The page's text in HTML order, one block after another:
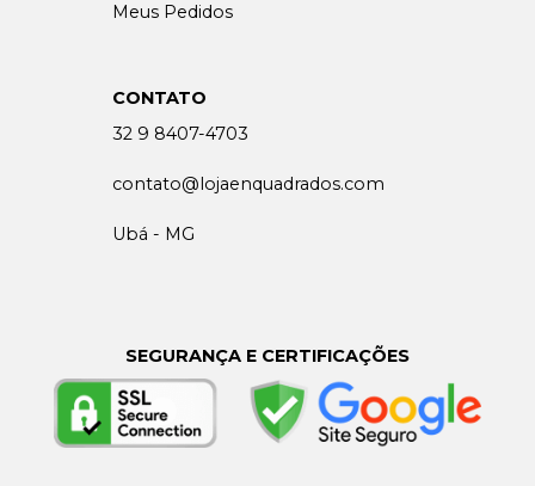
Meus Pedidos
CONTATO
32 9 8407-4703
contato@lojaenquadrados.com
Ubá - MG
SEGURANÇA E CERTIFICAÇÕES